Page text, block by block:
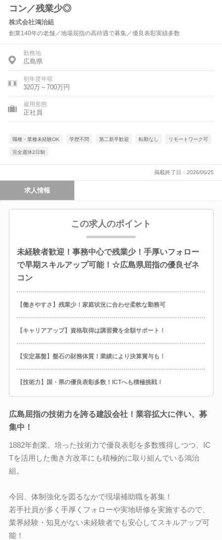
コン／残業少◎
株式会社鴻治組
創業140年の老舗／地場屈指の高待遇で募集／優良表彰実績多数
勤務地
広島県
初年度年収
320万～700万円
雇用形態
正社員
職種・業種未経験OK 学歴不問 第二新卒歓迎 転勤なし リモートワーク可
完全週休2日制
掲載終了日：2026/06/25
求人情報
この求人のポイント
未経験者歓迎！事務中心で残業少！手厚いフォロー
で早期スキルアップ可能！☆広島県屈指の優良ゼネ
コン
【働きやすさ】残業少！家庭状況に合わせ柔軟な勤務可
【キャリアアップ】資格取得は講習費を全額サポート！
【安定基盤】盤石の財務体質！業績により決算賞与も！
【技術力】国・県の優良表彰多数！ICTへも積極挑戦！
広島屈指の技術力を誇る建設会社！業容拡大に伴い、募
集中！
1882年創業。培った技術力で優良表彰を多数獲得しつつ、IC
Tを活用した働き方改革にも積極的に取り組んでいる鴻治
組。
今回、体制強化を図るなかで現場補助職を募集！
若手社員が多く手厚くフォローや実地研修を実施するので、
業界経験・知見がない未経験者でも安心してスキルアップ可
能！